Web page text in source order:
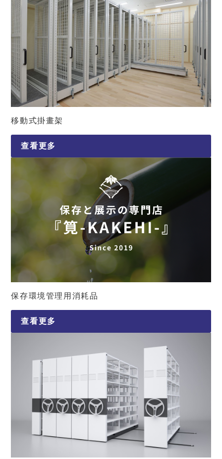
移動式掛畫架
查看更多
保存環境管理用消耗品
查看更多